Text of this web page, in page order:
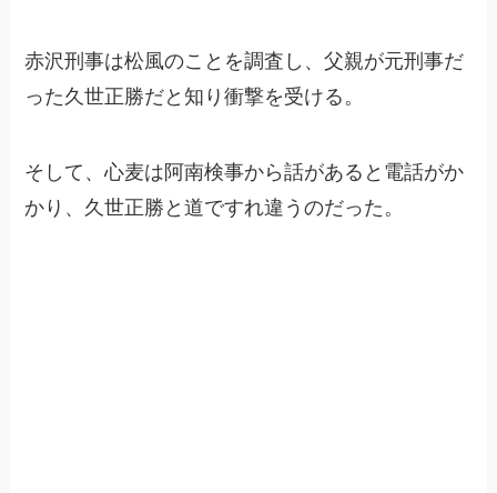
赤沢刑事は松風のことを調査し、父親が元刑事だ
った久世正勝だと知り衝撃を受ける。
そして、心麦は阿南検事から話があると電話がか
かり、久世正勝と道ですれ違うのだった。